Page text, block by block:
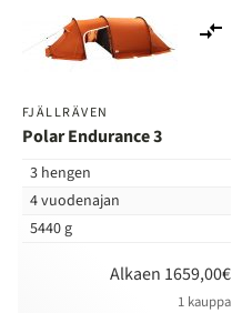
FJÄLLRÄVEN
Polar Endurance 3
3 hengen
4 vuodenajan
5440 g
Alkaen 1659,00€
1 kauppa